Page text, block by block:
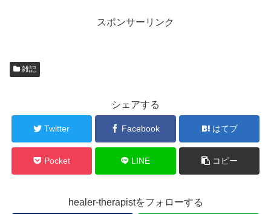
スポンサーリンク
雑記
シェアする
Twitter Facebook はてブ
Pocket LINE コピー
healer-therapistをフォローする